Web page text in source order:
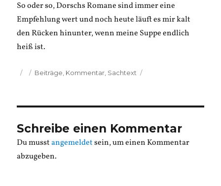
So oder so, Dorschs Romane sind immer eine
Empfehlung wert und noch heute läuft es mir kalt
den Rücken hinunter, wenn meine Suppe endlich
heiß ist.
Veröffentlicht
Kategorien
Beiträge Kommentar Sachtext
Schreibe einen Kommentar
Du musstangemeldetsein, um einen Kommentar
abzugeben.